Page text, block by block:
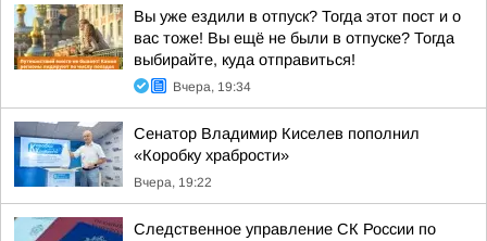
Вы уже ездили в отпуск? Тогда этот пост и о
вас тоже! Вы ещё не были в отпуске? Тогда
выбирайте, куда отправиться!
Вчера, 19:34
Сенатор Владимир Киселев пополнил
«Коробку храбрости»
Вчера, 19:22
Следственное управление СК России по